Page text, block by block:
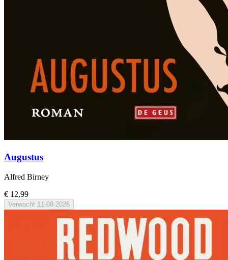
Augustus
Alfred Birney
€ 12,99
Verwacht 11-08-2026